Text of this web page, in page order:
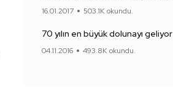
16.01.2017 503.1K okundu.
70 yılın en büyük dolunayı geliyor
04.11.2016 493.8K okundu.